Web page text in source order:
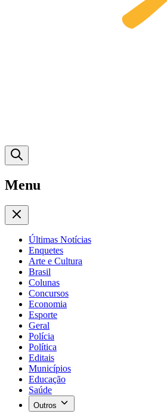
Menu
Últimas Notícias
Enquetes
Arte e Cultura
Brasil
Colunas
Concursos
Economia
Esporte
Geral
Polícia
Política
Editais
Municípios
Educação
Saúde
Outros